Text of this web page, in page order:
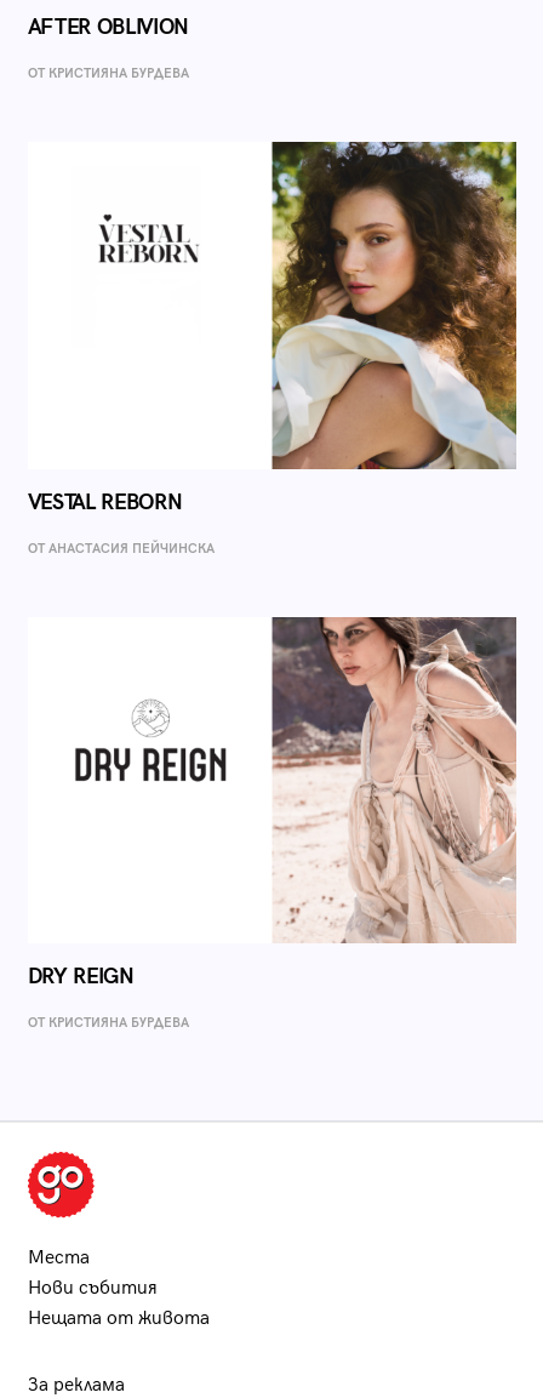
AFTER OBLIVION
ОТ КРИСТИЯНА БУРДЕВА
VESTAL REBORN
ОТ AНАСТАСИЯ ПЕЙЧИНСКА
DRY REIGN
ОТ КРИСТИЯНА БУРДЕВА
Места
Нови събития
Нещата от живота
За реклама